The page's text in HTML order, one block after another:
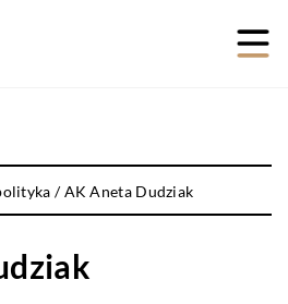
/AK Aneta Dudziak